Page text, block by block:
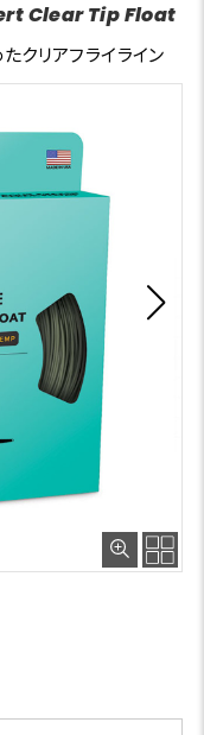
Clear Tip Float
クリアフライライン